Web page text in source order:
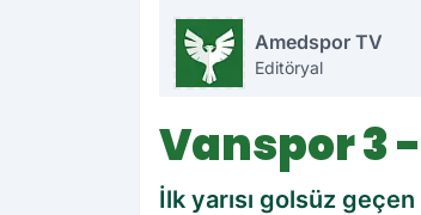
Amedspor TV
Editöryal
Vanspor 3
İlk yarısı golsüz